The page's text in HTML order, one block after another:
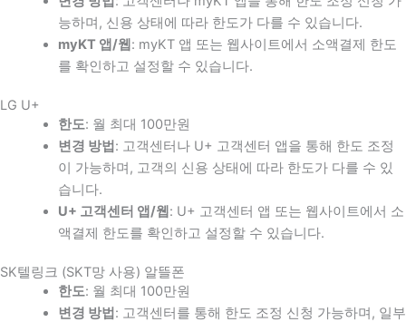
능하며, 신용 상태에 따라 한도가 다를 수 있습니다.
myKT 앱/웹 : myKT 앱 또는 웹사이트에서 소액결제 한도
를 확인하고 설정할 수 있습니다.
LG U+
한도: 월 최대 100만원
변경 방법 : 고객센터나 U+ 고객센터 앱을 통해 한도 조정
이 가능하며, 고객의 신용 상태에 따라 한도가 다를 수 있
습니다.
U+ 고객센터 앱/웹 : U+ 고객센터 앱 또는 웹사이트에서 소
액결제 한도를 확인하고 설정할 수 있습니다.
SK텔링크 (SKT망 사용) 알뜰폰
한도: 월 최대 100만원
변경 방법 : 고객센터를 통해 한도 조정 신청 가능하며, 일부